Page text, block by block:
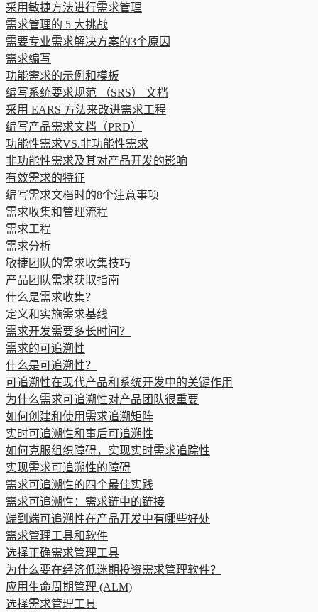
采用敏捷方法进行需求管理
需求管理的 5 大挑战
需要专业需求解决方案的3个原因
需求编写
功能需求的示例和模板
编写系统要求规范 （SRS） 文档
采用 EARS 方法来改进需求工程
编写产品需求文档（PRD）
功能性需求VS.非功能性需求
非功能性需求及其对产品开发的影响
有效需求的特征
编写需求文档时的8个注意事项
需求收集和管理流程
需求工程
需求分析
敏捷团队的需求收集技巧
产品团队需求获取指南
什么是需求收集？
定义和实施需求基线
需求开发需要多长时间？
需求的可追溯性
什么是可追溯性？
可追溯性在现代产品和系统开发中的关键作用
为什么需求可追溯性对产品团队很重要
如何创建和使用需求追溯矩阵
实时可追溯性和事后可追溯性
如何克服组织障碍，实现实时需求追踪性
实现需求可追溯性的障碍
需求可追溯性的四个最佳实践
需求可追溯性：需求链中的链接
端到端可追溯性在产品开发中有哪些好处
需求管理工具和软件
选择正确需求管理工具
为什么要在经济低迷期投资需求管理软件？
应用生命周期管理 (ALM)
选择需求管理工具